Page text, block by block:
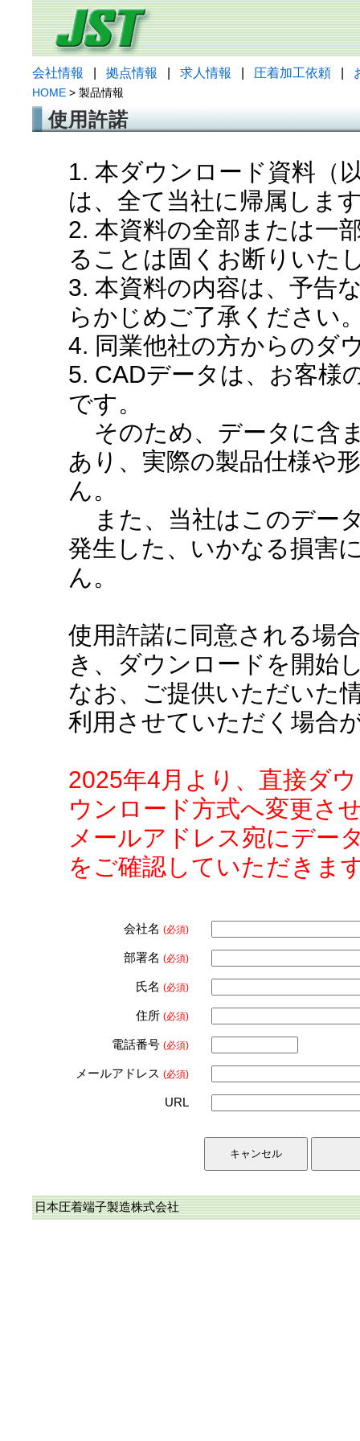
会社情報 拠点情報 求人情報 圧着加工依頼
HOME > 製品情報
使用許諾
1. 本ダウンロード資料（
は、全て当社に帰属しま
2. 本資料の全部または一
ることは固くお断りいた
3. 本資料の内容は、予告
らかじめご了承ください
4. 同業他社の方からのダ
5. CADデータは、お客様
です。
そのため、データに含
あり、実際の製品仕様や
ん。
また、当社はこのデー
発生した、いかなる損害
ん。
使用許諾に同意される場
き、ダウンロードを開始
なお、ご提供いただいた
利用させていただく場合
2025年4月より、直接ダ
ウンロード方式へ変更さ
メールアドレス宛にデー
をご確認していただきま
会社名 (必須)
部署名 (必須)
氏名 (必須)
住所 (必須)
電話番号 (必須)
メールアドレス (必須)
URL
日本圧着端子製造株式会社